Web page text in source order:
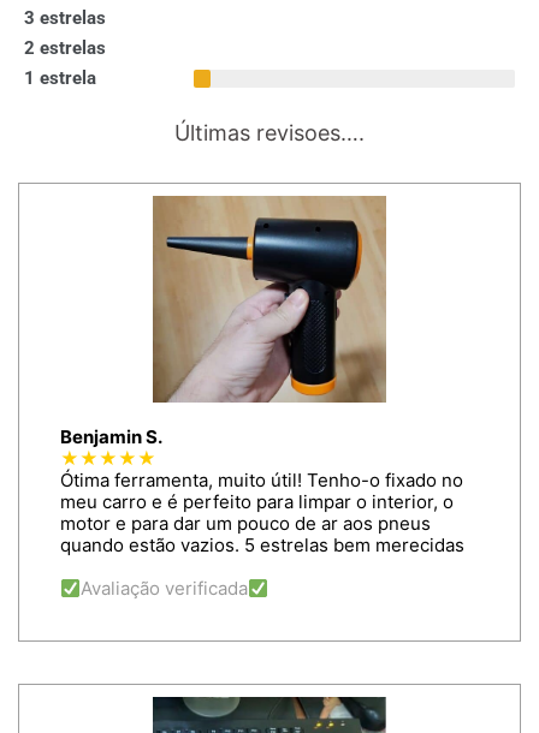
3 estrelas
2 estrelas
1 estrela
Últimas revisoes….
Benjamin S.
★★★★★
Ótima ferramenta, muito útil! Tenho-o fixado no
meu carro e é perfeito para limpar o interior, o
motor e para dar um pouco de ar aos pneus
quando estão vazios. 5 estrelas bem merecidas
Avaliação verificada